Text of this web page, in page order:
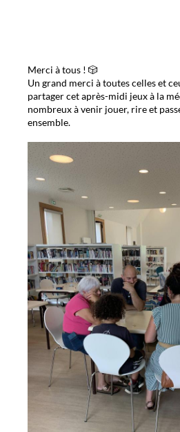
Merci à tous ! 🎲
Un grand merci à toutes celles et
partager cet après-midi jeux à la
nombreux à venir jouer, rire et
ensemble.